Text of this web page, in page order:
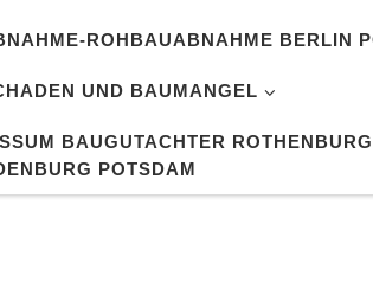
ROHBAUABNAHME BERLIN
UND BAUMANGEL
BAUGUTACHTER
POTSDAM